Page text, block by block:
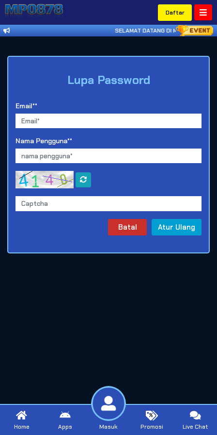
Daftar
SELAMAT DATANG DI MPO878 -
Lupa Password
Email**
Nama Pengguna**
Batal Atur Ulang
Home Apps Masuk Promosi Live Chat